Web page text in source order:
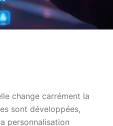
change carrément la
sont développées,
personnalisation